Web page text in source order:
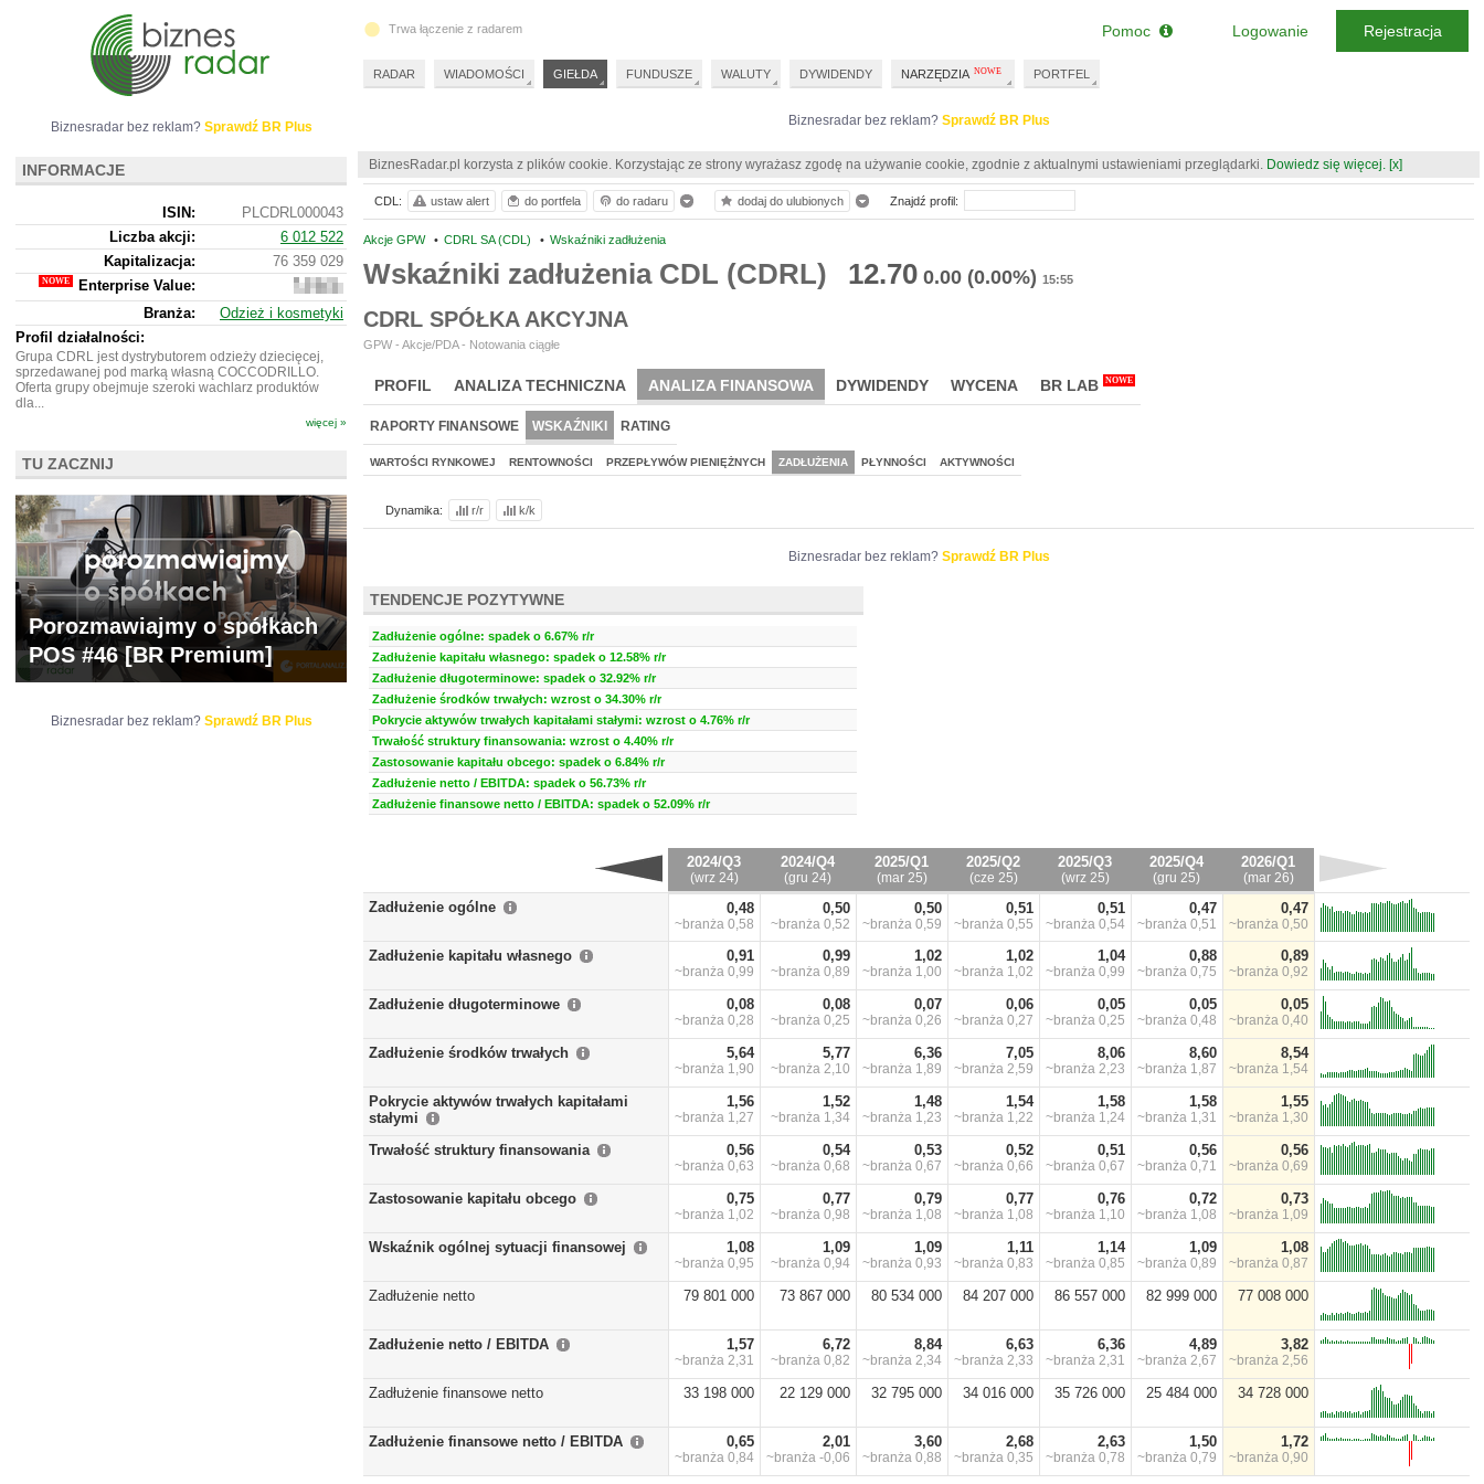
Biznesradar bez reklam? Sprawdź BR Plus
BiznesRadar.pl korzysta z plików cookie. Korzystając ze strony wyrażasz zgodę na używanie cookie, zgodnie z aktualnymi ustawieniami przeglądarki. Dowiedz się więcej. [x]
Akcje GPW • CDRL SA (CDL) • Wskaźniki zadłużenia
Wskaźniki zadłużenia CDL (CDRL) 12.70 0.00 (0.00%) 15:55
CDRL SPÓŁKA AKCYJNA
GPW - Akcje/PDA - Notowania ciągłe
PROFIL ANALIZA TECHNICZNA ANALIZA FINANSOWA DYWIDENDY WYCENA BR LAB NOWE
RAPORTY FINANSOWE WSKAŹNIKI RATING
WARTOŚCI RYNKOWEJ RENTOWNOŚCI PRZEPŁYWÓW PIENIĘŻNYCH ZADŁUŻENIA PŁYNNOŚCI AKTYWNOŚCI
Dynamika: r/r k/k
Biznesradar bez reklam? Sprawdź BR Plus
TENDENCJE POZYTYWNE
Zadłużenie ogólne: spadek o 6.67% r/r
Zadłużenie kapitału własnego: spadek o 12.58% r/r
Zadłużenie długoterminowe: spadek o 32.92% r/r
Zadłużenie środków trwałych: wzrost o 34.30% r/r
Pokrycie aktywów trwałych kapitałami stałymi: wzrost o 4.76% r/r
Trwałość struktury finansowania: wzrost o 4.40% r/r
Zastosowanie kapitału obcego: spadek o 6.84% r/r
Zadłużenie netto / EBITDA: spadek o 56.73% r/r
Zadłużenie finansowe netto / EBITDA: spadek o 52.09% r/r
2024/Q3
(wrz 24)
2024/Q4
(gru 24)
2025/Q1
(mar 25)
2025/Q2
(cze 25)
2025/Q3
(wrz 25)
2025/Q4
(gru 25)
2026/Q1
(mar 26)
Zadłużenie ogólne 0,48
~branża 0,58
0,50
~branża 0,52
0,50
~branża 0,59
0,51
~branża 0,55
0,51
~branża 0,54
0,47
~branża 0,51
0,47
~branża 0,50
Zadłużenie kapitału własnego 0,91
~branża 0,99
0,99
~branża 0,89
1,02
~branża 1,00
1,02
~branża 1,02
1,04
~branża 0,99
0,88
~branża 0,75
0,89
~branża 0,92
Zadłużenie długoterminowe 0,08
~branża 0,28
0,08
~branża 0,25
0,07
~branża 0,26
0,06
~branża 0,27
0,05
~branża 0,25
0,05
~branża 0,48
0,05
~branża 0,40
Zadłużenie środków trwałych 5,64
~branża 1,90
5,77
~branża 2,10
6,36
~branża 1,89
7,05
~branża 2,59
8,06
~branża 2,23
8,60
~branża 1,87
8,54
~branża 1,54
Pokrycie aktywów trwałych kapitałami
stałymi
1,56
~branża 1,27
1,52
~branża 1,34
1,48
~branża 1,23
1,54
~branża 1,22
1,58
~branża 1,24
1,58
~branża 1,31
1,55
~branża 1,30
Trwałość struktury finansowania 0,56
~branża 0,63
0,54
~branża 0,68
0,53
~branża 0,67
0,52
~branża 0,66
0,51
~branża 0,67
0,56
~branża 0,71
0,56
~branża 0,69
Zastosowanie kapitału obcego 0,75
~branża 1,02
0,77
~branża 0,98
0,79
~branża 1,08
0,77
~branża 1,08
0,76
~branża 1,10
0,72
~branża 1,08
0,73
~branża 1,09
Wskaźnik ogólnej sytuacji finansowej 1,08
~branża 0,95
1,09
~branża 0,94
1,09
~branża 0,93
1,11
~branża 0,83
1,14
~branża 0,85
1,09
~branża 0,89
1,08
~branża 0,87
Zadłużenie netto 79 801 000 73 867 000 80 534 000 84 207 000 86 557 000 82 999 000 77 008 000
Zadłużenie netto / EBITDA 1,57
~branża 2,31
6,72
~branża 0,82
8,84
~branża 2,34
6,63
~branża 2,33
6,36
~branża 2,31
4,89
~branża 2,67
3,82
~branża 2,56
Zadłużenie finansowe netto 33 198 000 22 129 000 32 795 000 34 016 000 35 726 000 25 484 000 34 728 000
Zadłużenie finansowe netto / EBITDA 0,65
~branża 0,84
2,01
~branża -0,06
3,60
~branża 0,88
2,68
~branża 0,35
2,63
~branża 0,78
1,50
~branża 0,79
1,72
~branża 0,90
CDL: ustaw alert do portfela do radaru dodaj do ulubionych Znajdź profil:
Biznesradar bez reklam? Sprawdź BR Plus
INFORMACJE
ISIN:
PLCDRL000043
Liczba akcji:
6 012 522
Kapitalizacja:
76 359 029
Enterprise Value:
111
087
029
Branża:
Odzież i kosmetyki
Profil działalności:
Grupa CDRL jest dystrybutorem odzieży dziecięcej,
sprzedawanej pod marką własną COCCODRILLO.
Oferta grupy obejmuje szeroki wachlarz produktów
dla...
więcej »
TU ZACZNIJ
Porozmawiajmy o spółkach
POS #46 [BR Premium]
Biznesradar bez reklam? Sprawdź BR Plus
Trwa łączenie z radarem
RADAR WIADOMOŚCI GIEŁDA FUNDUSZE WALUTY DYWIDENDY NARZĘDZIA PORTFEL
Pomoc Logowanie Rejestracja